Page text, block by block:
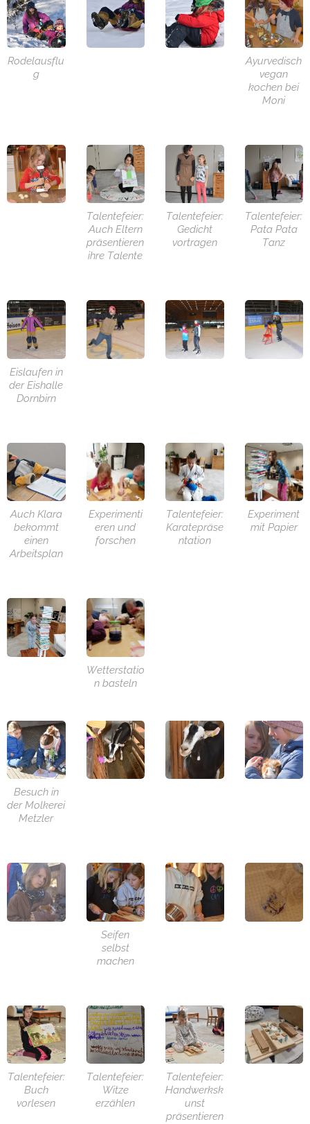
Rodelausflu
g
Ayurvedisch
vegan
kochen bei
Moni
Talentefeier:
Auch Eltern
präsentieren
ihre Talente
Talentefeier:
Gedicht
vortragen
Talentefeier:
Pata Pata
Tanz
Eislaufen in
der Eishalle
Dornbirn
Auch Klara
bekommt
einen
Arbeitsplan
Experimenti
eren und
forschen
Talentefeier:
Karatepräse
ntation
Experiment
mit Papier
Wetterstatio
n basteln
Besuch in
der Molkerei
Metzler
Seifen
selbst
machen
Talentefeier:
Buch
vorlesen
Talentefeier:
Witze
erzählen
Talentefeier:
Handwerksk
unst
präsentieren